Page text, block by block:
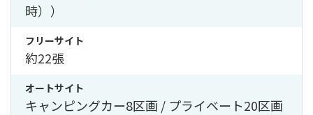
時））
フリーサイト
約22張
オートサイト
キャンピングカー8区画 / プライベート20区画